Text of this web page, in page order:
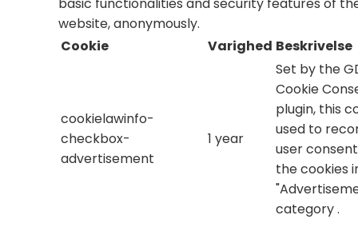
basic functionalities and security features of
website, anonymously.
Cookie
Varighed Beskrivelse
cookielawinfo-
checkbox-
advertisement
1 year
Set by the
Cookie
plugin, this
used to
user
the cookies
category .